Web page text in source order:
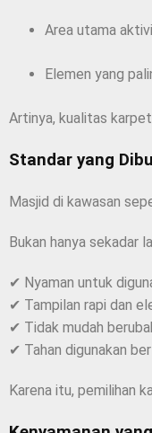
Area utama
Elemen yang
Artinya, kualitas
Standar yang
Masjid di kawasan
Bukan hanya sekadar
✔ Nyaman untuk
✔ Tampilan rapi dan
✔ Tidak mudah
✔ Tahan digunakan
Karena itu, pemilihan